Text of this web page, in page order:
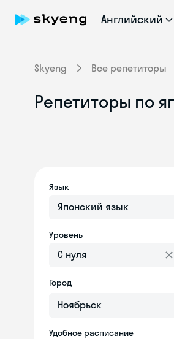
Английский
Skyeng Все репетиторы
Репетиторы по
Язык
Японский язык
Уровень
С нуля
Город
Удобное расписание